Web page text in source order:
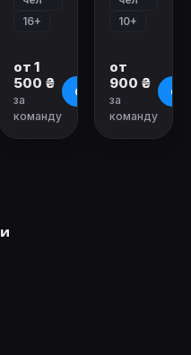
16+
от 1
500 ₴
за
команду
О квесте
10+
от
900 ₴
за
команду
О